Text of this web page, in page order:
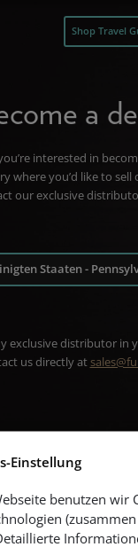
Shop Travel
a
interested in
where you’d like to
our exclusive
Staaten -
exclusive distributor in
us directly at
Folgen Sie uns
Einstellung
benutzen wir